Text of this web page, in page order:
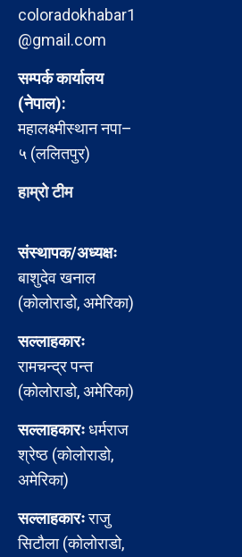
coloradokhabar1
@gmail.com
सम्पर्क कार्यालय
(नेपाल):
महालक्ष्मीस्थान नपा–
५ (ललितपुर)
हाम्रो टीम
संस्थापक/अध्यक्षः
बाशुदेव खनाल
(कोलोराडो, अमेरिका)
सल्लाहकारः
रामचन्द्र पन्त
(कोलोराडो, अमेरिका)
सल्लाहकारःधर्मराज
श्रेष्ठ (कोलोराडो,
अमेरिका)
सल्लाहकारःराजु
सिटौला (कोलोराडो,